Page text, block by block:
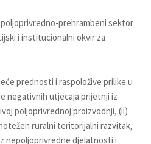
prehrambeni sektor
i institucionalni okvir za
prednosti i raspoložive prilike u
negativnih utjecaja prijetnji iz
poljoprivrednoj proizvodnji, (ii)
ruralni teritorijalni razvitak,
nepoljoprivredne djelatnosti i